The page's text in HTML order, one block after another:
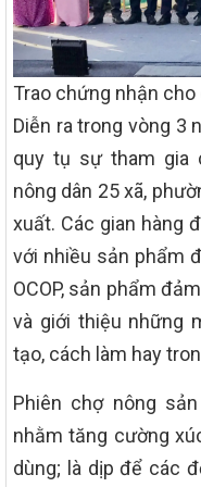
Trao chứng nhận cho
Diễn ra trong vòng 3
quy tụ sự tham gia
nông dân 25 xã,
xuất. Các gian hàng
với nhiều sản phẩm
OCOP, sản phẩm
và giới thiệu những
tạo, cách làm hay
Phiên chợ nông
nhằm tăng cường
dùng; là dịp để các